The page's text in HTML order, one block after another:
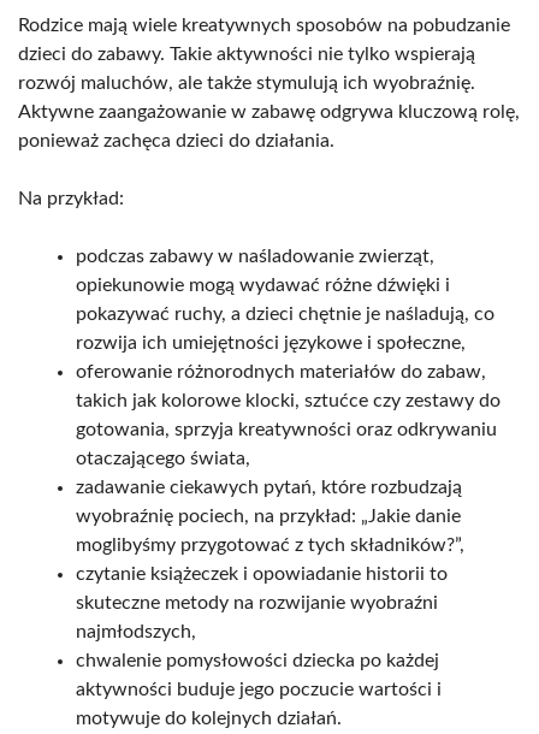
Rodzice mają wiele kreatywnych sposobów na pobudzanie
dzieci do zabawy. Takie aktywności nie tylko wspierają
rozwój maluchów, ale także stymulują ich wyobraźnię.
Aktywne zaangażowanie w zabawę odgrywa kluczową rolę,
ponieważ zachęca dzieci do działania.
Na przykład:
podczas zabawy w naśladowanie zwierząt,
opiekunowie mogą wydawać różne dźwięki i
pokazywać ruchy, a dzieci chętnie je naśladują, co
rozwija ich umiejętności językowe i społeczne,
oferowanie różnorodnych materiałów do zabaw,
takich jak kolorowe klocki, sztućce czy zestawy do
gotowania, sprzyja kreatywności oraz odkrywaniu
otaczającego świata,
zadawanie ciekawych pytań, które rozbudzają
wyobraźnię pociech, na przykład: „Jakie danie
moglibyśmy przygotować z tych składników?”,
czytanie książeczek i opowiadanie historii to
skuteczne metody na rozwijanie wyobraźni
najmłodszych,
chwalenie pomysłowości dziecka po każdej
aktywności buduje jego poczucie wartości i
motywuje do kolejnych działań.